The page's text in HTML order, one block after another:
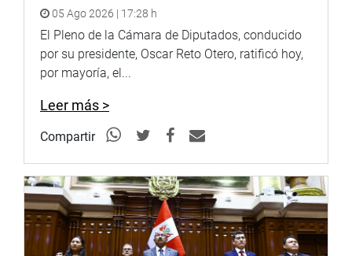
05 Ago 2026 | 17:28 h
El Pleno de la Cámara de Diputados, conducido
por su presidente, Oscar Reto Otero, ratificó hoy,
por mayoría, el...
Leer más >
Compartir